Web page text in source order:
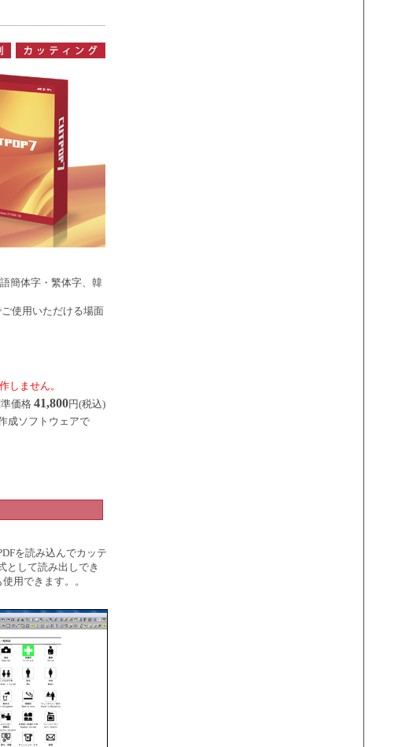
簡体字・繁体字、韓
使用いただける場面
しません。
価格 41,800円(税込)
成ソフトウェアで
を読み込んでカッテ
として読み出しでき
用できます。。